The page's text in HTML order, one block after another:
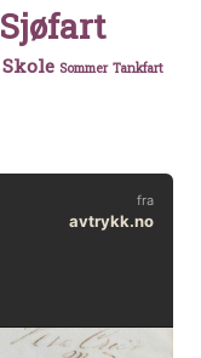
Sjøfart
Skole Sommer Tankfart